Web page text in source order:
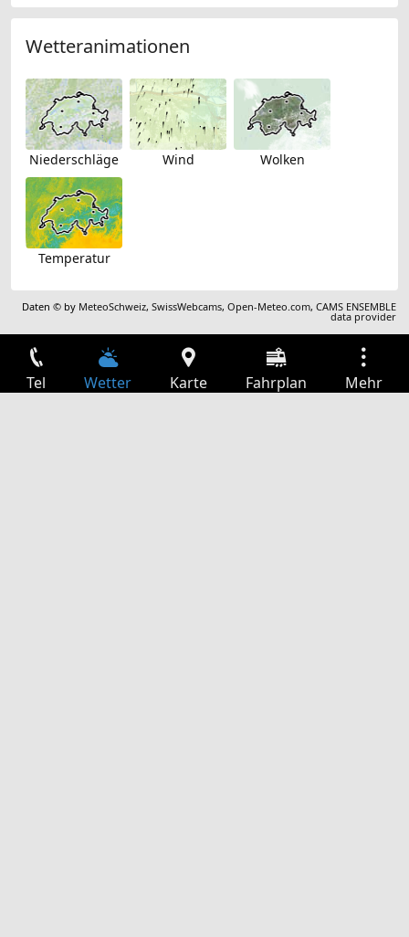
Wetteranimationen
Niederschläge Wind Wolken
Temperatur
Daten © by MeteoSchweiz,SwissWebcams,Open-Meteo.com,CAMS ENSEMBLE
data provider
Tel Wetter Karte Fahrplan Mehr